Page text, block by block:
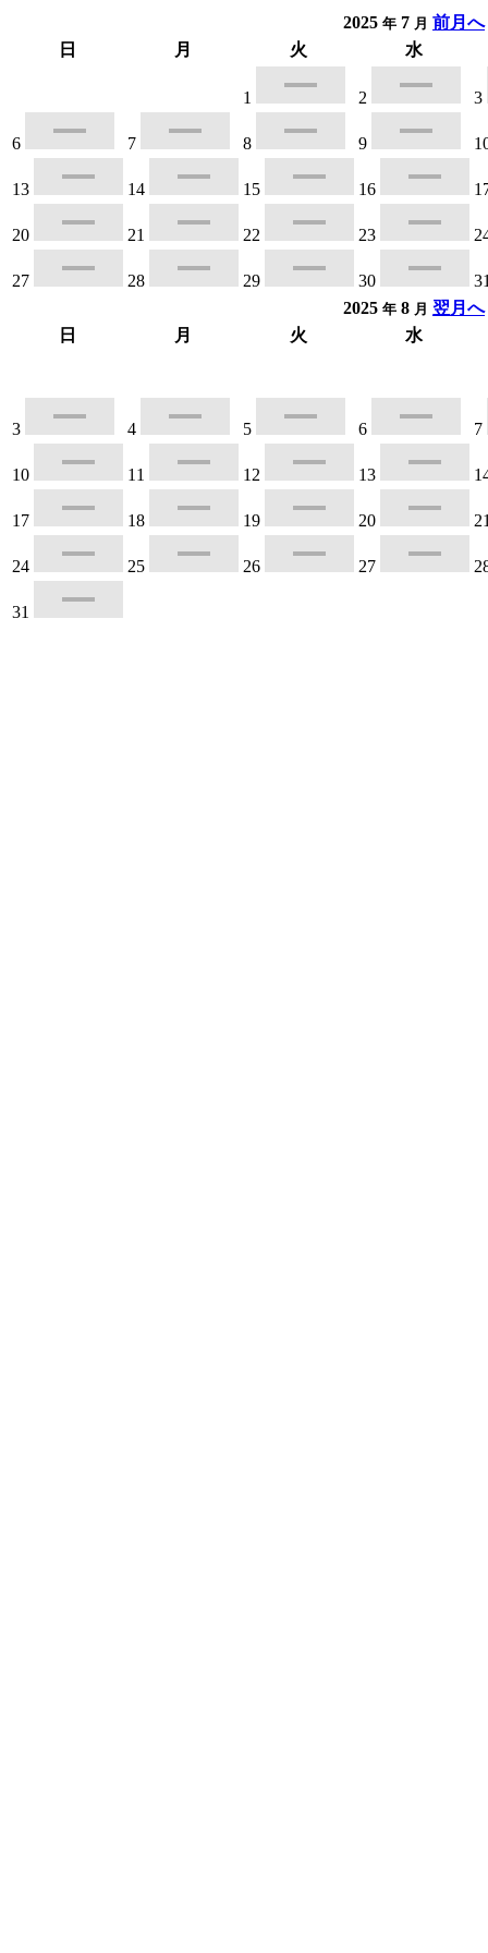
2025 年 7 月 前月へ
日
月 火 水
1 2 3
6 7 8 9
13 14 15 16
20 21 22 23
27 28 29 30
2025 年 8 月 翌月へ
日
月 火 水
3 4 5 6 7
10 11 12 13
17 18 19 20
24 25 26 27
31